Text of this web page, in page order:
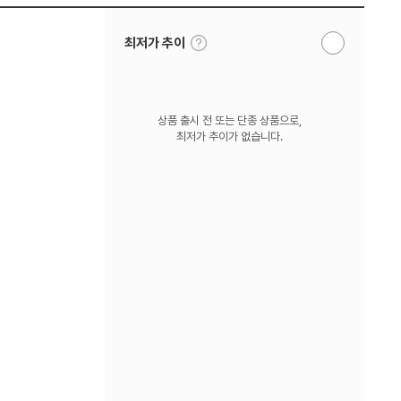
최저가 추이
툴
팁
알
상품 출시 전 또는 단종 상품으로,
최저가 추이가 없습니다.